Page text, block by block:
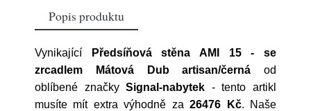
Popis produktu
Vynikající
Předsíňová stěna AMI 15 - se
zrcadlem Mátová Dub artisan/černá od
oblíbené značkySignal-nabytek - tento artikl
musíte mít extra výhodně za26476 Kč. Naše